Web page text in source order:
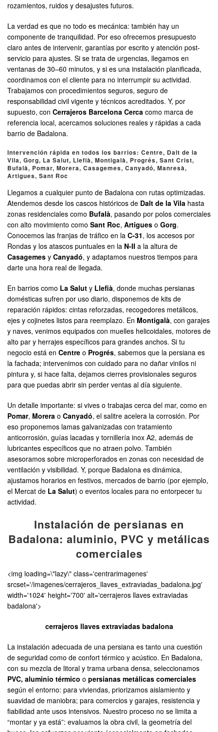
rozamientos, ruidos y desajustes futuros.
La verdad es que no todo es mecánica: también hay un
componente de tranquilidad. Por eso ofrecemos presupuesto
claro antes de intervenir, garantías por escrito y atención post-
servicio para ajustes. Si se trata de urgencias, llegamos en
ventanas de 30–60 minutos, y si es una instalación planificada,
coordinamos con el cliente para no interrumpir su actividad.
Trabajamos con procedimientos seguros, seguro de
responsabilidad civil vigente y técnicos acreditados. Y, por
supuesto, con Cerrajeros Barcelona Cerca como marca de
referencia local, acercamos soluciones reales y rápidas a cada
barrio de Badalona.
Intervención rápida en todos los barrios: Centre, Dalt de la
Vila, Gorg, La Salut, Llefià, Montigalà, Progrés, Sant Crist,
Bufalà, Pomar, Morera, Casagemes, Canyadó, Manresà,
Artigues, Sant Roc
Llegamos a cualquier punto de Badalona con rutas optimizadas.
Atendemos desde los cascos históricos de Dalt de la Vila hasta
zonas residenciales como Bufalà, pasando por polos comerciales
con alto movimiento como Sant Roc, Artigues o Gorg.
Conocemos las franjas de tráfico en la C‑31, los accesos por
Rondas y los atascos puntuales en la N‑II a la altura de
Casagemes y Canyadó, y adaptamos nuestros tiempos para
darte una hora real de llegada.
En barrios como La Salut y Llefià, donde muchas persianas
domésticas sufren por uso diario, disponemos de kits de
reparación rápidos: cintas reforzadas, recogedores metálicos,
ejes y cojinetes listos para reemplazo. En Montigalà, con garajes
y naves, venimos equipados con muelles helicoidales, motores de
alto par y herrajes específicos para grandes anchos. Si tu
negocio está en Centre o Progrés, sabemos que la persiana es
la fachada; intervenimos con cuidado para no dañar vinilos ni
pintura y, si hace falta, dejamos cierres provisionales seguros
para que puedas abrir sin perder ventas al día siguiente.
Un detalle importante: si vives o trabajas cerca del mar, como en
Pomar, Morera o Canyadó, el salitre acelera la corrosión. Por
eso proponemos lamas galvanizadas con tratamiento
anticorrosión, guías lacadas y tornillería inox A2, además de
lubricantes específicos que no atraen polvo. También
asesoramos sobre microperforados en zonas con necesidad de
ventilación y visibilidad. Y, porque Badalona es dinámica,
ajustamos horarios en festivos, mercados de barrio (por ejemplo,
el Mercat de La Salut) o eventos locales para no entorpecer tu
actividad.
Instalación de persianas en
Badalona: aluminio, PVC y metálicas
comerciales
<img loading=\"lazy\" class='centrarimagenes'
srcset='/imagenes/cerrajeros_llaves_extraviadas_badalona.jpg'
width='1024' height='700' alt='cerrajeros llaves extraviadas
badalona'>
cerrajeros llaves extraviadas badalona
La instalación adecuada de una persiana es tanto una cuestión
de seguridad como de confort térmico y acústico. En Badalona,
con su mezcla de litoral y trama urbana densa, seleccionamos
PVC, aluminio térmico o persianas metálicas comerciales
según el entorno: para viviendas, priorizamos aislamiento y
suavidad de maniobra; para comercios y garajes, resistencia y
fiabilidad ante usos intensivos. Nuestro proceso no se limita a
“montar y ya está”: evaluamos la obra civil, la geometría del